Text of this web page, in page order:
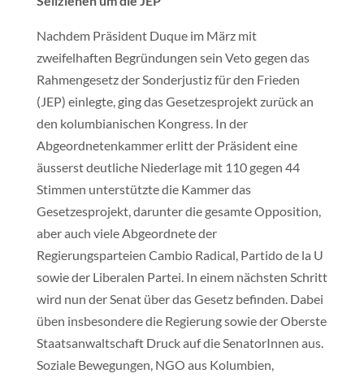
Nachdem Präsident Duque im März mit
zweifelhaften Begründungen sein Veto gegen das
Rahmengesetz der Sonderjustiz für den Frieden
(JEP) einlegte, ging das Gesetzesprojekt zurück an
den kolumbianischen Kongress. In der
Abgeordnetenkammer erlitt der Präsident eine
äusserst deutliche Niederlage mit 110 gegen 44
Stimmen unterstützte die Kammer das
Gesetzesprojekt, darunter die gesamte Opposition,
aber auch viele Abgeordnete der
Regierungsparteien Cambio Radical, Partido de la U
sowie der Liberalen Partei. In einem nächsten Schritt
wird nun der Senat über das Gesetz befinden. Dabei
üben insbesondere die Regierung sowie der Oberste
Staatsanwaltschaft Druck auf die SenatorInnen aus.
Soziale Bewegungen, NGO aus Kolumbien,